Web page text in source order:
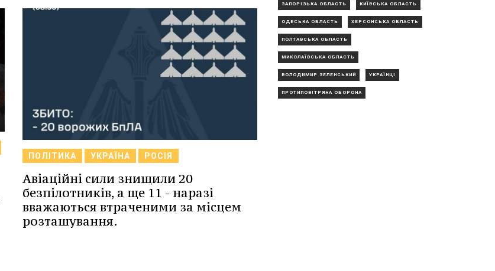
ПОЛІТИКА УКРАЇНА РОСІЯ
Авіаційні сили знищили 20
безпілотників, а ще 11 - наразі
вважаються втраченими за місцем
розташування.
ЗАПОРІЗЬКА ОБЛАСТЬ КИЇВСЬКА ОБЛАСТЬ
ОДЕСЬКА ОБЛАСТЬ ХЕРСОНСЬКА ОБЛАСТЬ
ПОЛТАВСЬКА ОБЛАСТЬ
МИКОЛАЇВСЬКА ОБЛАСТЬ
ВОЛОДИМИР ЗЕЛЕНСЬКИЙ УКРАЇНЦІ
ПРОТИПОВІТРЯНА ОБОРОНА